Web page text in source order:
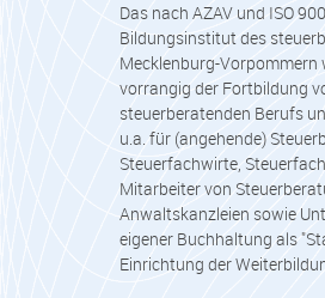
Das nach AZAV und ISO
Bildungsinstitut des
Mecklenburg-Vorpommern
vorrangig der Fortbildung
steuerberatenden Berufs
u.a. für (angehende)
Steuerfachwirte,
Mitarbeiter von
Anwaltskanzleien sowie
eigener Buchhaltung als
Einrichtung der